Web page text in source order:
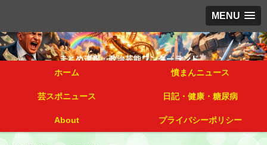
MENU
ホーム 憤まんニュース
芸スポニュース 日記・健康・糖尿病
About プライバシーポリシー